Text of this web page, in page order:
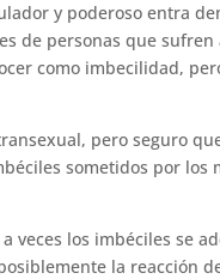
y poderoso entra
de personas que
como imbecilidad,
pero seguro
sometidos por los
veces los imbéciles se
la reacción